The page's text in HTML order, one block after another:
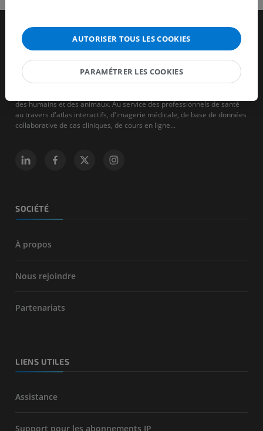
des humains et des animaux. Au service des professionnels de santé
au travers d'atlas interactifs, d'imagerie médicale, de base de données
collaborative de cas cliniques, de cours en ligne...
SOCIÉTÉ
À propos
Nous rejoindre
Partenariats
LIENS UTILES
Assistance
Support pour les abonnements IP
AUTORISER TOUS LES COOKIES
PARAMÉTRER LES COOKIES